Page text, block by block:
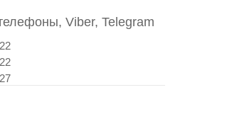
Viber, Telegram